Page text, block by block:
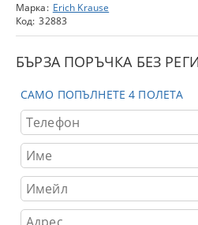
Марка: Erich Krause
Код: 32883
БЪРЗА ПОРЪЧКА БЕЗ
САМО ПОПЪЛНЕТЕ 4 ПОЛЕТА